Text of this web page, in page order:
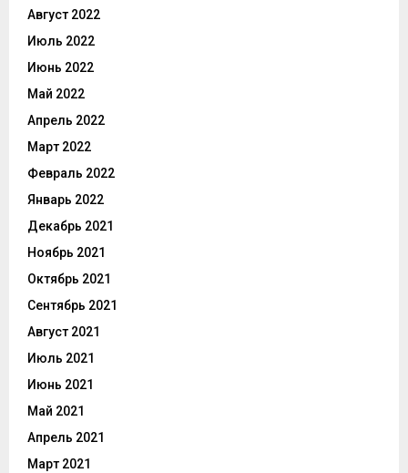
Август 2022
Июль 2022
Июнь 2022
Май 2022
Апрель 2022
Март 2022
Февраль 2022
Январь 2022
Декабрь 2021
Ноябрь 2021
Октябрь 2021
Сентябрь 2021
Август 2021
Июль 2021
Июнь 2021
Май 2021
Апрель 2021
Март 2021